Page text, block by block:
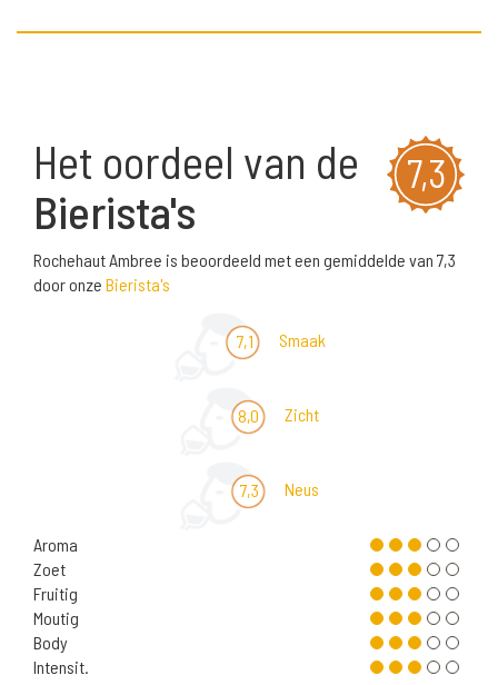
7,3
Het oordeel van de
Bierista's
Rochehaut Ambree is beoordeeld met een gemiddelde van 7,3
door onze Bierista's
7,1 Smaak
8,0 Zicht
7,3 Neus
Aroma
Zoet
Fruitig
Moutig
Body
Intensit.